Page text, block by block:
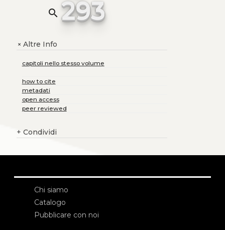
search 293
+Altre Info
capitoli nello stesso volume
how to cite
metadati
open access
peer reviewed
+ Condividi
Chi siamo
Catalogo
Pubblicare con noi